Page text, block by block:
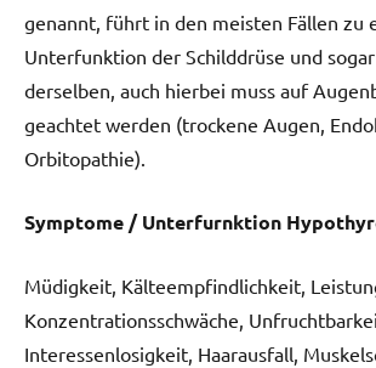
genannt, führt in den meisten Fällen zu
Unterfunktion der Schilddrüse und
derselben, auch hierbei muss auf
geachtet werden (trockene Augen,
Orbitopathie).
Symptome / Unterfurnktion
Müdigkeit, Kälteempfindlichkeit,
Konzentrationsschwäche,
Interessenlosigkeit, Haarausfall,